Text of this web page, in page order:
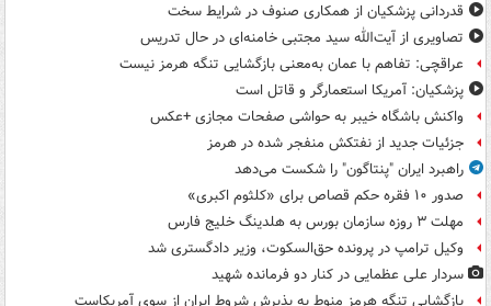
قدردانی پزشکیان از همکاری صنوف در شرایط سخت
تصاویری از آیت‌الله سید مجتبی خامنه‌ای در حال تدریس
عراقچی: تفاهم با عمان به‌معنی بازگشایی تنگه هرمز نیست
پزشکیان: آمریکا استعمارگر و قاتل است
واکنش باشگاه خیبر به حواشی صفحات مجازی +عکس
جزئیات جدید از نفتکش منفجر شده در هرمز
راهبرد ایران "پنتاگون" را شکست می‌دهد
صدور ۱۰ فقره حکم قصاص برای «کلثوم اکبری»
مهلت ۳ روزه سازمان بورس به هلدینگ خلیج فارس
وکیل ترامپ در پرونده حق‌السکوت، وزیر دادگستری شد
سردار علی عظمایی در کنار دو فرمانده شهید
بازگشایی تنگه هرمز منوط به پذیرش شروط ایران از سوی آمریکاست